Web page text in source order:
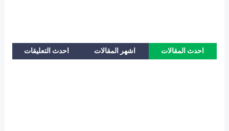
احدث المقالات اشهر المقالات احدث التعليقات